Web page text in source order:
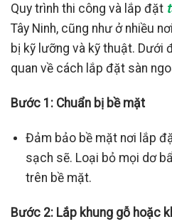
Quy trình thi công và lắp đặt
Tây Ninh, cũng như ở nhiều
bị kỹ lưỡng và kỹ thuật. Dưới
quan về cách lắp đặt sàn
Bước 1: Chuẩn bị bề mặt
Đảm bảo bề mặt nơi lắp
sạch sẽ. Loại bỏ mọi dơ
trên bề mặt.
Bước 2: Lắp khung gỗ hoặc